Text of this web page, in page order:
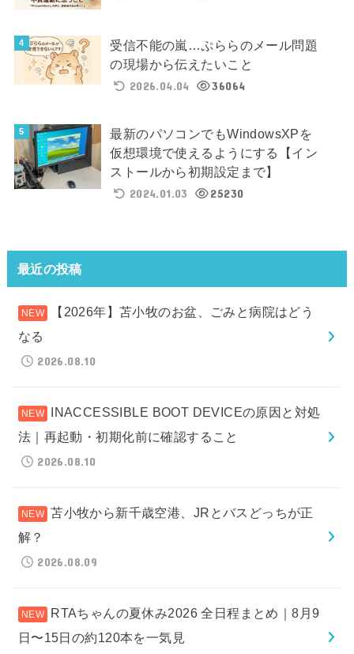
受信不能の嵐…ぷららのメール問題
の現場から伝えたいこと
2026.04.04
36064
最新のパソコンでもWindowsXPを
仮想環境で使えるようにする【イン
ストールから初期設定まで】
2024.01.03
25230
最近の投稿
【2026年】苫小牧のお盆、ごみと病院はどう
なる
2026.08.10
INACCESSIBLE BOOT DEVICEの原因と対処
法｜再起動・初期化前に確認すること
2026.08.10
苫小牧から新千歳空港、JRとバスどっちが正
解？
2026.08.09
RTAちゃんの夏休み2026 全日程まとめ｜8月9
日〜15日の約120本を一気見